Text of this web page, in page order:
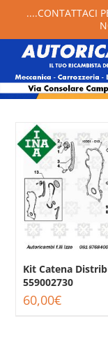
Kit Catena
559002730
60,00€
....CONTATTACI